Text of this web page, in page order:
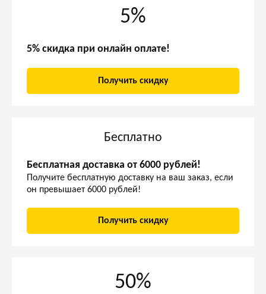
5%
5% скидка при онлайн оплате!
Получить скидку
Бесплатно
Бесплатная доставка от 6000 рублей!
Получите бесплатную доставку на ваш заказ, если
он превышает 6000 рублей!
Получить скидку
50%